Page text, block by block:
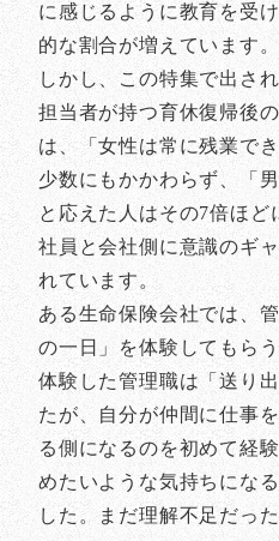
に感じるように教育を受
的な割合が増えています。
しかし、この特集で出さ
担当者が持つ育休復帰後
は、「女性は常に残業で
少数にもかかわらず、「
と応えた人はその7倍ほど
社員と会社側に意識のギ
れています。
ある生命保険会社では、
の一日」を体験してもら
体験した管理職は「送り
たが、自分が仲間に仕事
る側になるのを初めて経
めたいような気持ちにな
した。まだ理解不足だっ